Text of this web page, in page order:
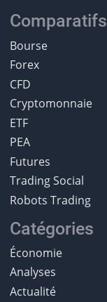
Comparatifs
Bourse
Forex
CFD
Cryptomonnaie
ETF
PEA
Futures
Trading Social
Robots Trading
Catégories
Économie
Analyses
Actualité